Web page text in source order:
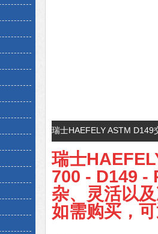
瑞士HAEFELY ASTM
瑞士
700 - D149 -
杂、灵活以
如需购买，